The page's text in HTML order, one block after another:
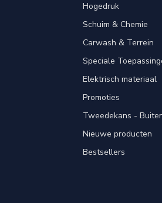
Hogedruk
Schuim & Chemie
Carwash & Terrein
Speciale
Elektrisch materiaal
Promoties
Tweedekans -
Nieuwe producten
Bestsellers